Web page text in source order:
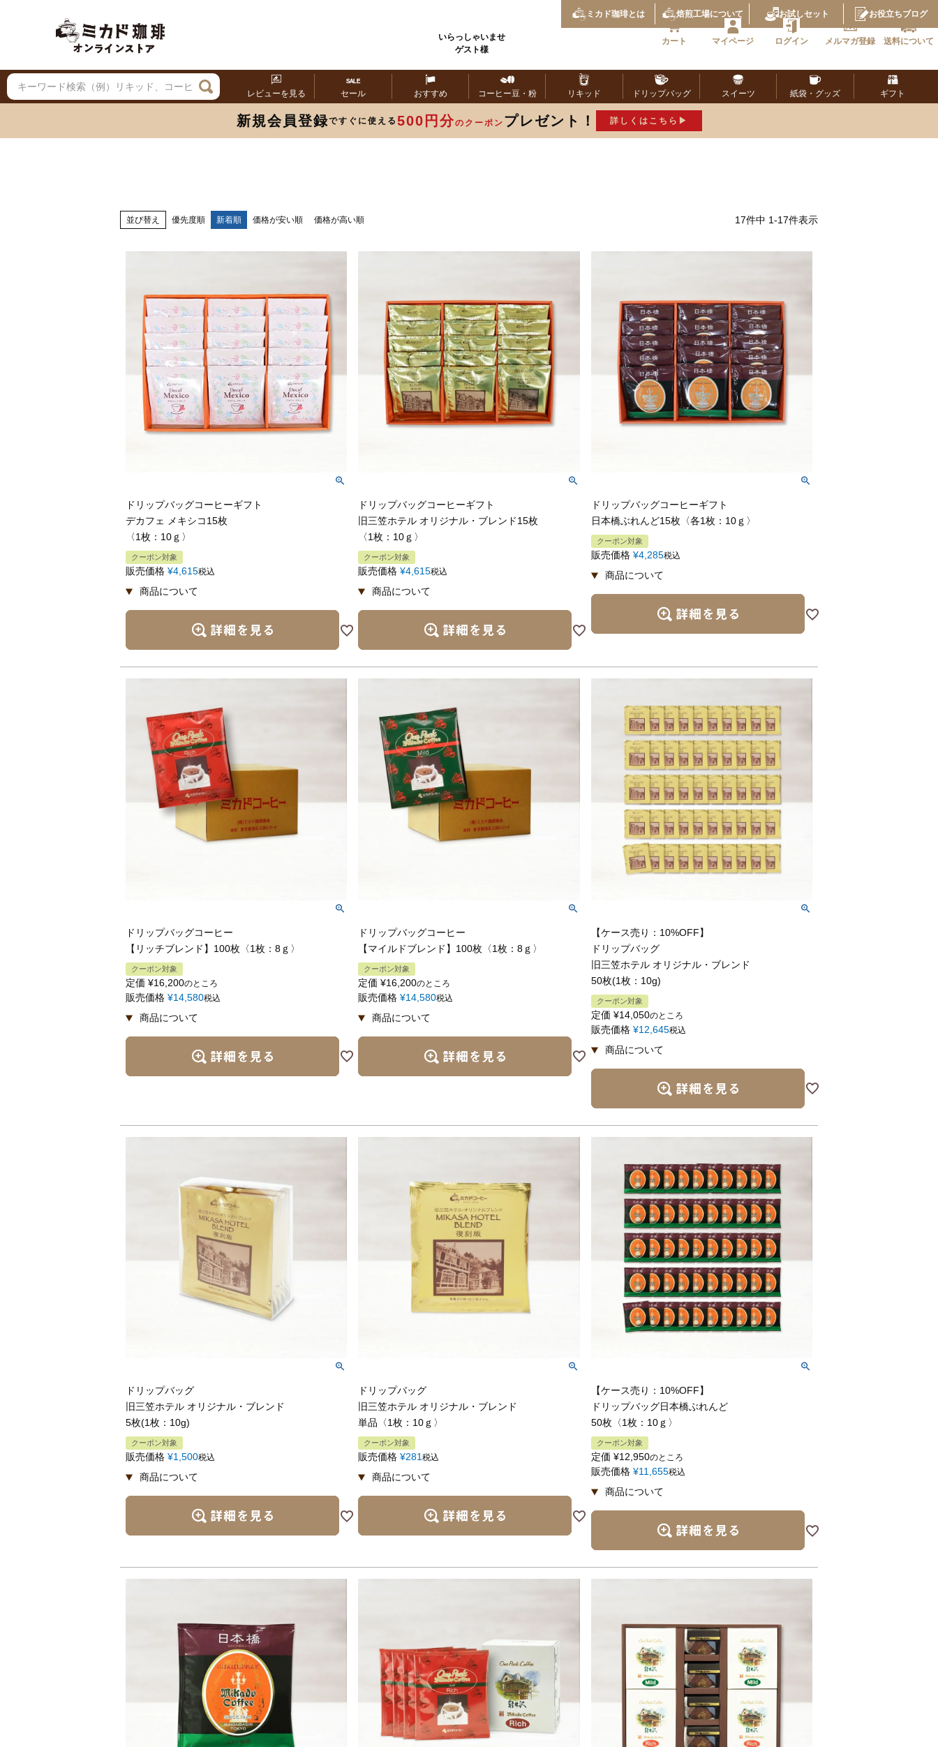
いらっしゃいませ
ゲスト様
ミカド珈琲とは 焙煎工場について お試しセット お役立ちブログ
カート マイページ ログイン メルマガ登録 送料について
レビューを見る セール おすすめ コーヒー豆・粉 リキッド ドリップバッグ スイーツ 紙袋・ グッズ ギフト
新規会員登録ですぐに使える 500円分のクーポン プレゼント！ 詳しくはこちら
並び替え 優先度順 新着順 価格が安い順 価格が高い順 17件中 1-17件表示
ドリップバッグコーヒーギフト
デカフェ メキシコ15枚
〈1枚：10ｇ〉
クーポン対象
販売価格 ¥4,615税込
ドリップバッグコーヒーギフト
旧三笠ホテル オリジナル・ブレンド15枚
〈1枚：10ｇ〉
クーポン対象
販売価格 ¥4,615税込
ドリップバッグコーヒーギフト
日本橋ぶれんど15枚〈各1枚：10ｇ〉
クーポン対象
販売価格 ¥4,285税込
ドリップバッグコーヒー
【リッチブレンド】100枚〈1枚：8ｇ〉
クーポン対象
定価 ¥16,200のところ
販売価格 ¥14,580税込
ドリップバッグコーヒー
【マイルドブレンド】100枚〈1枚：8ｇ〉
クーポン対象
定価 ¥16,200のところ
販売価格 ¥14,580税込
【ケース売り：10%OFF】
ドリップバッグ
旧三笠ホテル オリジナル・ブレンド
50枚(1枚：10g)
クーポン対象
定価 ¥14,050のところ
販売価格 ¥12,645税込
ドリップバッグ
旧三笠ホテル オリジナル・ブレンド
5枚(1枚：10g)
クーポン対象
販売価格 ¥1,500税込
ドリップバッグ
旧三笠ホテル オリジナル・ブレンド
単品〈1枚：10ｇ〉
クーポン対象
販売価格 ¥281税込
【ケース売り：10%OFF】
ドリップバッグ日本橋ぶれんど
50枚〈1枚：10ｇ〉
クーポン対象
定価 ¥12,950のところ
販売価格 ¥11,655税込